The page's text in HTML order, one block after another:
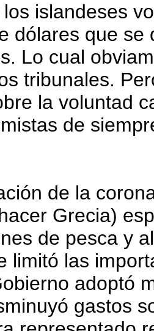
islandeses
dólares que
Lo cual
tribunales.
la voluntad
de
de la
Grecia)
de pesca y
limitó las
adoptó
gastos